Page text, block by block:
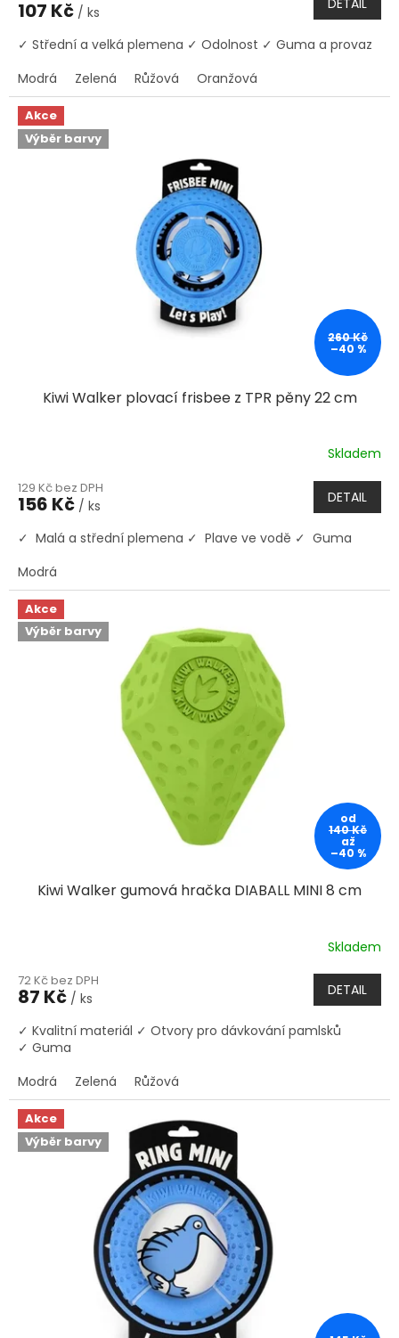
107 Kč / ks
✓ Střední a velká plemena ✓ Odolnost ✓ Guma a provaz
Modrá
Zelená Růžová Oranžová
Akce
Výběr barvy
260 Kč
–40 %
Kiwi Walker plovací frisbee z TPR pěny 22 cm
Skladem
129 Kč bez DPH
156 Kč / ks DETAIL
✓ Malá a střední plemena ✓ Plave ve vodě ✓ Guma
Modrá
Akce
Výběr barvy
od
140 Kč
až
–40 %
Kiwi Walker gumová hračka DIABALL MINI 8 cm
Skladem
72 Kč bez DPH
87 Kč / ks DETAIL
✓ Kvalitní materiál ✓ Otvory pro dávkování pamlsků
✓ Guma
Modrá
Zelená Růžová
Akce
Výběr barvy